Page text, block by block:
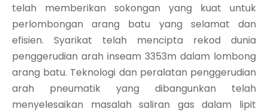
telah memberikan sokongan yang kuat untuk
perlombongan arang batu yang selamat dan
efisien. Syarikat telah mencipta rekod dunia
penggerudian arah inseam 3353m dalam lombong
arang batu. Teknologi dan peralatan penggerudian
arah pneumatik yang dibangunkan telah
menyelesaikan masalah saliran gas dalam lipit